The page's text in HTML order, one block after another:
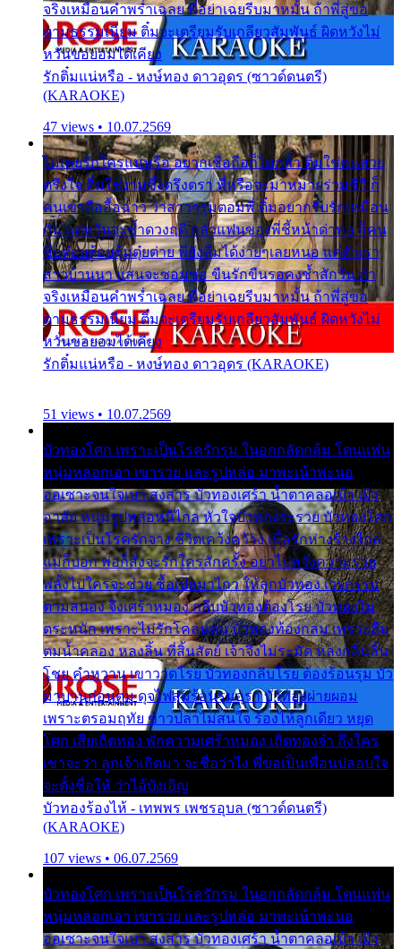
จริงเหมือนคำพร่ำเฉลย พี่อย่าเฉยรีบมาหมั้น ถ้าพี่สู่ขอ
ตามธรรมเนียม ติ๋มจะเตรียมรับเกลียวสัมพันธ์ ผิดหวังไม่
หวั่นขอยอมได้เคียง
รักติ๋มแน่หรือ - หงษ์ทอง ดาวอุดร (ซาวด์ดนตรี)
(KARAOKE)
47 views • 10.07.2569
ไม่เคยรักใครแน่หรือ อยากเชื่อถือก็ไม่กล้า ติ๋มใช่คนสวย
ตรึงใจ ติ๋มใช่งามซึ้งตรึงตรา พี่หรือจะมาหมายร่วมชีวี ก็
คนเขาลืออื้อฉาว ว่าสาวๆรุมตอมพี่ ติ๋มอยากรับรักเหมือน
กัน แต่หวั่นจะช้ำดวงฤดี กลัวแฟนของพี่ชี้หน้าด่าทอ ก็คน
ชื่อต๋อยต้อยตุ้มตุ๋ยต่าย พี่ยังลืมได้ง่ายๆเลยหนอ แค่ตัวเรา
สาวบ้านนา แสนจะซอมซ่อ ขืนรักขืนรอคงช้ำสักวัน ถ้า
จริงเหมือนคำพร่ำเฉลย พี่อย่าเฉยรีบมาหมั้น ถ้าพี่สู่ขอ
ตามธรรมเนียม ติ๋มจะเตรียมรับเกลียวสัมพันธ์ ผิดหวังไม่
หวั่นขอยอมได้เคียง
รักติ๋มแน่หรือ - หงษ์ทอง ดาวอุดร (KARAOKE)
51 views • 10.07.2569
บัวทองโศก เพราะเป็นโรครักรุม ในอกกลัดกลุ้ม โดนแฟน
หนุ่มหลอกเอา เขารวย และรูปหล่อ มาพะเน้าพะนอ
ออเซาะจนใจเบา สงสาร บัวทองเศร้า น้ำตาคลอเบ้า เฝ้า
อาลัย หนุ่มรูปหล่อหนีไกล หัวใจบัวทองระรวย บัวทองโศก
เพราะเป็นโรครักจาง ชีวิตเคว้งคว้าง เมื่อรักห่างร้างไกล
แม่ก็บอก พ่อก็สั่งจะรักใครสักครั้ง อย่าไปหวังความรวย
พลั้งไปใครจะช่วย ซื้อเปลมาไกว ให้ลูกบัวทอง เวรกรรม
ตามสนอง จึงเศร้าหมอง กลีบบัวทองต้องโรย บัวทองไม่
ตระหนัก เพราะไม่รักโคลนตม บัวทองท้องกลม เพราะลืม
ตมน้ำคลอง หลงลิ้น ที่สิ้นสัตย์ เจ้าจึงไม่ระมัด หลงกลิ่นลิ้น
โชย คำหวาน เขาวาดโรย บัวทองกลีบโรย ต้องร้อนรุม บัว
มาบานก่อนตูม ดุจไฟสุมร้อนรุมอุรา บัวทองผ่ายผอม
เพราะตรอมฤทัย ข้าวปลาไม่สนใจ ร้องไห้ลูกเดียว หยุด
โศก เสียเถิดทอง พักความเศร้าหมอง เถิดทองจ๋า ถึงใคร
เขาจะว่า ลูกเจ้าเกิดมา จะชื่อว่าไง พี่ขอเป็นเพื่อนปลอบใจ
จะตั้งชื่อให้ ว่าไอ้บังเอิญ
บัวทองร้องไห้ - เทพพร เพชรอุบล (ซาวด์ดนตรี)
(KARAOKE)
107 views • 06.07.2569
บัวทองโศก เพราะเป็นโรครักรุม ในอกกลัดกลุ้ม โดนแฟน
หนุ่มหลอกเอา เขารวย และรูปหล่อ มาพะเน้าพะนอ
ออเซาะจนใจเบา สงสาร บัวทองเศร้า น้ำตาคลอเบ้า เฝ้า